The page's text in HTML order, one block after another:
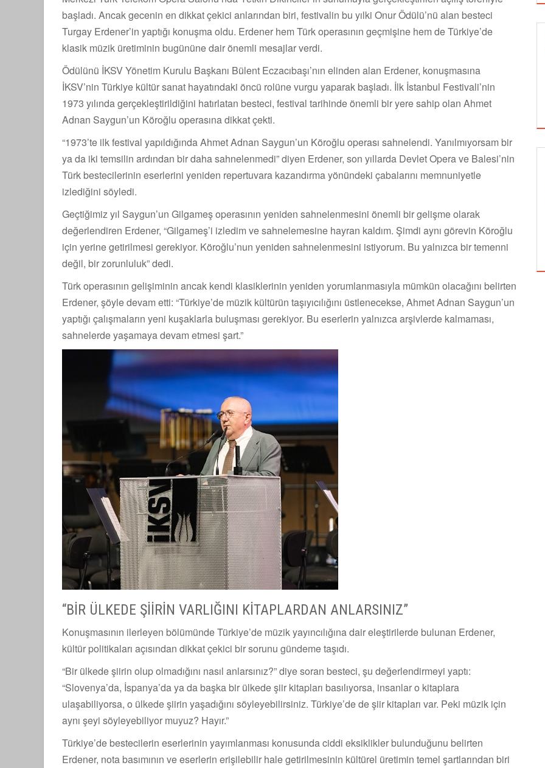
başladı. Ancak gecenin en dikkat çekici anlarından biri, festivalin bu yılki Onur Ödülü’nü alan besteci
Turgay Erdener’in yaptığı konuşma oldu. Erdener hem Türk operasının geçmişine hem de Türkiye’de
klasik müzik üretiminin bugününe dair önemli mesajlar verdi.
Ödülünü İKSV Yönetim Kurulu Başkanı Bülent Eczacıbaşı’nın elinden alan Erdener, konuşmasına
İKSV’nin Türkiye kültür sanat hayatındaki öncü rolüne vurgu yaparak başladı. İlk İstanbul Festivali’nin
1973 yılında gerçekleştirildiğini hatırlatan besteci, festival tarihinde önemli bir yere sahip olan Ahmet
Adnan Saygun’un Köroğlu operasına dikkat çekti.
“1973’te ilk festival yapıldığında Ahmet Adnan Saygun’un Köroğlu operası sahnelendi. Yanılmıyorsam bir
ya da iki temsilin ardından bir daha sahnelenmedi” diyen Erdener, son yıllarda Devlet Opera ve Balesi’nin
Türk bestecilerinin eserlerini yeniden repertuvara kazandırma yönündeki çabalarını memnuniyetle
izlediğini söyledi.
Geçtiğimiz yıl Saygun’un Gilgameş operasının yeniden sahnelenmesini önemli bir gelişme olarak
değerlendiren Erdener, “Gilgameş’i izledim ve sahnelemesine hayran kaldım. Şimdi aynı görevin Köroğlu
için yerine getirilmesi gerekiyor. Köroğlu’nun yeniden sahnelenmesini istiyorum. Bu yalnızca bir temenni
değil, bir zorunluluk” dedi.
Türk operasının gelişiminin ancak kendi klasiklerinin yeniden yorumlanmasıyla mümkün olacağını belirten
Erdener, şöyle devam etti: “Türkiye’de müzik kültürün taşıyıcılığını üstlenecekse, Ahmet Adnan Saygun’un
yaptığı çalışmaların yeni kuşaklarla buluşması gerekiyor. Bu eserlerin yalnızca arşivlerde kalmaması,
sahnelerde yaşamaya devam etmesi şart.”
“BİR ÜLKEDE ŞİİRİN VARLIĞINI KİTAPLARDAN ANLARSINIZ”
Konuşmasının ilerleyen bölümünde Türkiye’de müzik yayıncılığına dair eleştirilerde bulunan Erdener,
kültür politikaları açısından dikkat çekici bir sorunu gündeme taşıdı.
“Bir ülkede şiirin olup olmadığını nasıl anlarsınız?” diye soran besteci, şu değerlendirmeyi yaptı:
“Slovenya’da, İspanya’da ya da başka bir ülkede şiir kitapları basılıyorsa, insanlar o kitaplara
ulaşabiliyorsa, o ülkede şiirin yaşadığını söyleyebilirsiniz. Türkiye’de de şiir kitapları var. Peki müzik için
aynı şeyi söyleyebiliyor muyuz? Hayır.”
Türkiye’de bestecilerin eserlerinin yayımlanması konusunda ciddi eksiklikler bulunduğunu belirten
Erdener, nota basımının ve eserlerin erişilebilir hale getirilmesinin kültürel üretimin temel şartlarından biri
ALTIN KOZA'NIN ONUR ÖDÜLLERİ FERZAN
ÖZPETEK VE VAHİDE PERÇİN'İN